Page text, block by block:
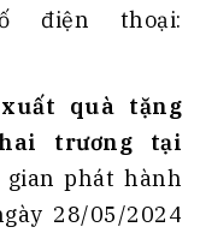
điện thoại:
xuất quà tặng
trương tại
gian phát hành
28/05/2024